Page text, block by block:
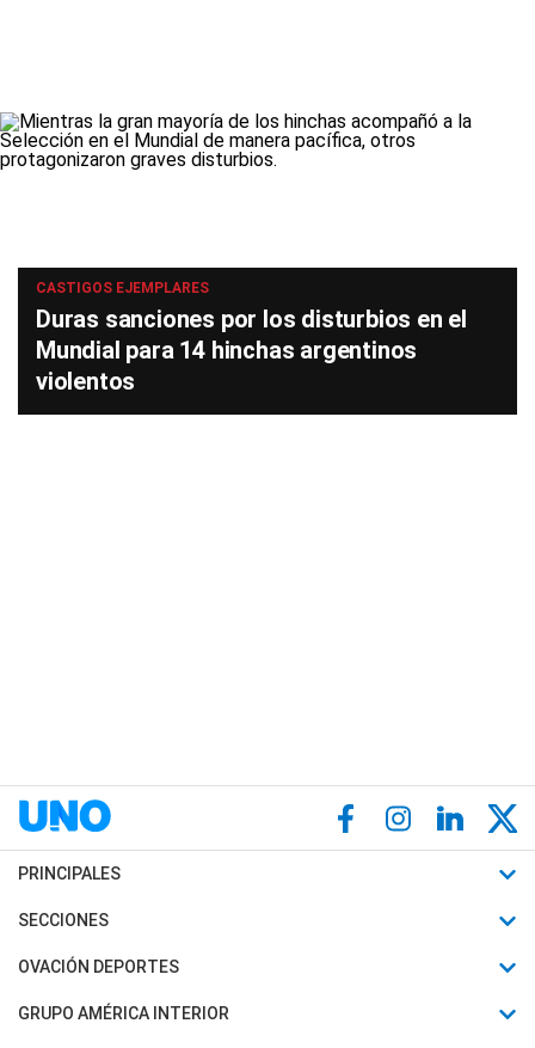
CASTIGOS EJEMPLARES
Duras sanciones por los disturbios en el
Mundial para 14 hinchas argentinos
violentos
PRINCIPALES
Últimas Noticias
Política
SECCIONES
Horóscopo
Motores
OVACIÓN DEPORTES
Fútbol
GRUPO AMÉRICA INTERIOR